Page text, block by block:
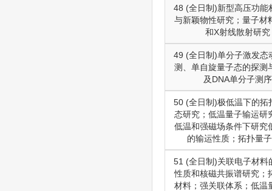
48 (全日制)新型高压功能
与新颖物性研究；量子材
和X射线散射研究
49 (全日制)单分子激发态
测、单自旋量子态的探测
及DNA单分子测序
50 (全日制)极低温下的拓
态研究；低温量子输运研
低温和强磁场条件下研究
的输运性质；拓扑量
51 (全日制)关联电子材料
性质和核磁共振谱研究；
材料；强关联体系；低温